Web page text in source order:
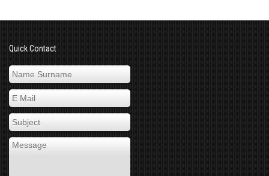
Quick Contact